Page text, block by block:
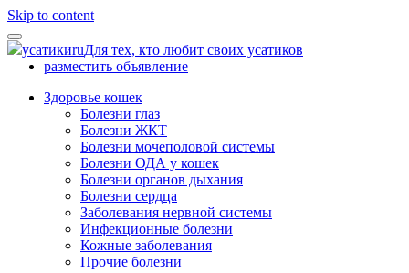
Skip to content
усатикиruДля тех, кто любит своих усатиков
разместить объявление
Здоровье кошек
Болезни глаз
Болезни ЖКТ
Болезни мочеполовой системы
Болезни ОДА у кошек
Болезни органов дыхания
Болезни сердца
Заболевания нервной системы
Инфекционные болезни
Кожные заболевания
Прочие болезни